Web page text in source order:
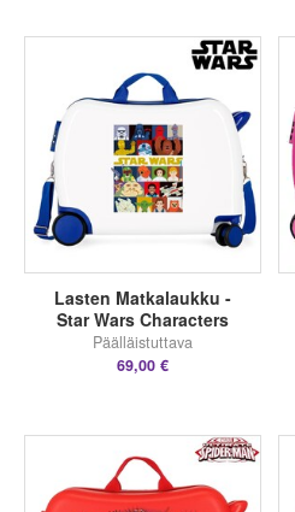
Lasten Matkalaukku -
Star Wars Characters
Päälläistuttava
69,00 €